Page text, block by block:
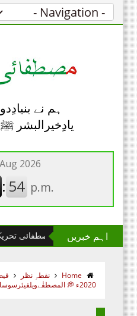
ہم نے
اہم خبریں
چھانگا مانگا : مصطفائی تحریک کا یوم
Home نقطہِ نظر
2020ء 💭 المصطفٰےویلفیئرسوسائٹی فیصل آباد